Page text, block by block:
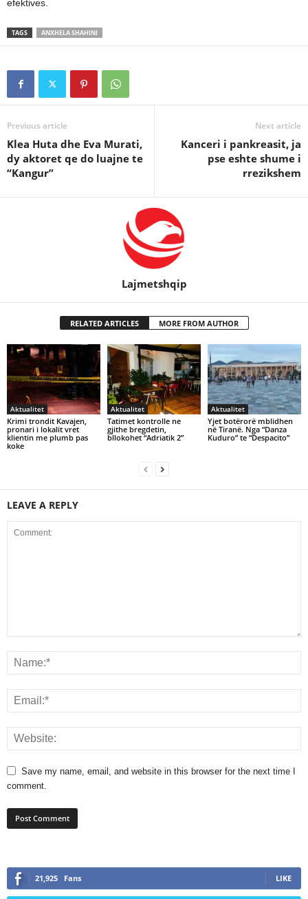
efektives.
TAGS ANXHELA SHAHINI
Previous article
Klea Huta dhe Eva Murati,
dy aktoret qe do luajne te
“Kangur”
Next article
Kanceri i pankreasit, ja
pse eshte shume i
rrezikshem
Lajmetshqip
RELATED ARTICLES MORE FROM AUTHOR
Aktualitet
Krimi trondit Kavajen,
pronari i lokalit vret
klientin me plumb pas
koke
Aktualitet
Tatimet kontrolle ne
gjithe bregdetin,
bllokohet “Adriatik 2”
Aktualitet
Yjet botërorë mblidhen
në Tiranë. Nga “Danza
Kuduro” te “Despacito”
LEAVE A REPLY
Save my name, email, and website in this browser for the next time I
comment.
21,925 Fans LIKE